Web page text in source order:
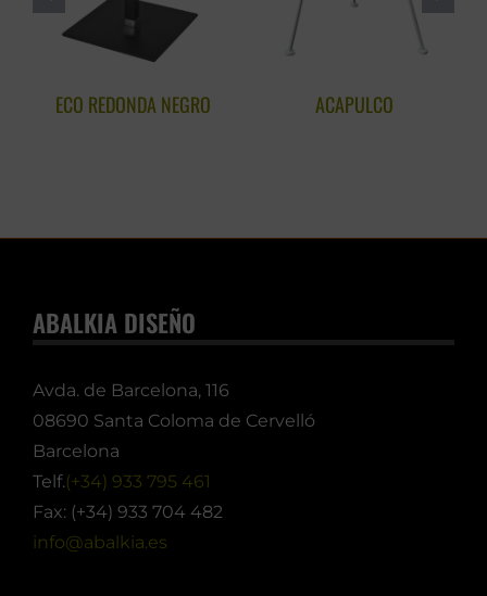
ECO REDONDA NEGRO ACAPULCO
ABALKIA DISEÑO
Avda. de Barcelona, 116
08690 Santa Coloma de Cervelló
Barcelona
Telf.(+34) 933 795 461
Fax: (+34) 933 704 482
info@abalkia.es